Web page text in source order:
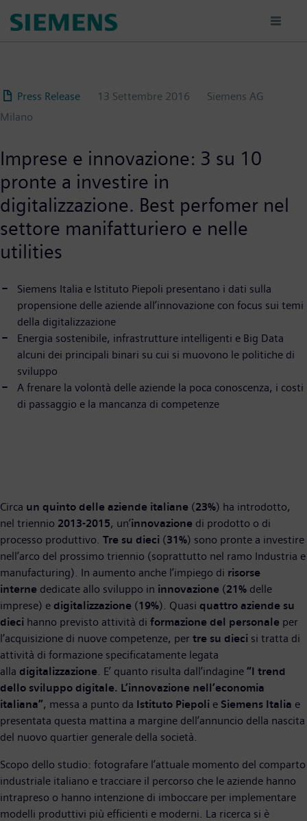
Press Release 13 Settembre 2016
Siemens AG
Milano
Imprese e innovazione: 3 su 10
pronte a investire in
digitalizzazione. Best perfomer nel
settore manifatturiero e nelle
utilities
Siemens Italia e Istituto Piepoli presentano i dati sulla
propensione delle aziende all’innovazione con focus sui temi
della digitalizzazione
Energia sostenibile, infrastrutture intelligenti e Big Data
alcuni dei principali binari su cui si muovono le politiche di
sviluppo
A frenare la volontà delle aziende la poca conoscenza, i costi
di passaggio e la mancanza di competenze
Circa un quinto delle aziende italiane (23%) ha introdotto,
nel triennio 2013-2015, un’innovazione di prodotto o di
processo produttivo. Tre su dieci (31%) sono pronte a investire
nell’arco del prossimo triennio (soprattutto nel ramo Industria e
manufacturing). In aumento anche l’impiego di risorse
interne dedicate allo sviluppo in innovazione (21% delle
imprese) e digitalizzazione (19%). Quasi quattro aziende su
dieci hanno previsto attività di formazione del personale per
l’acquisizione di nuove competenze, per tre su dieci si tratta di
attività di formazione specificatamente legata
alla digitalizzazione . E’ quanto risulta dall’indagine “I trend
dello sviluppo digitale. L’innovazione nell’economia
italiana”, messa a punto da Istituto Piepoli e Siemens Italia e
presentata questa mattina a margine dell’annuncio della nascita
del nuovo quartier generale della società.
Scopo dello studio: fotografare l’attuale momento del comparto
industriale italiano e tracciare il percorso che le aziende hanno
intrapreso o hanno intenzione di imboccare per implementare
modelli produttivi più efficienti e moderni. La ricerca si è